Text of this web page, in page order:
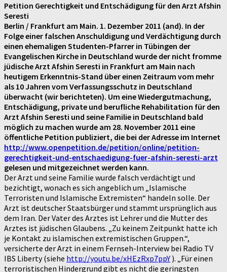
Petition Gerechtigkeit und Entschädigung für den Arzt Afshin
Seresti
Berlin / Frankfurt am Main. 1. Dezember 2011 (and). In der
Folge einer falschen Anschuldigung und Verdächtigung durch
einen ehemaligen Studenten-Pfarrer in Tübingen der
Evangelischen Kirche in Deutschland wurde der nicht fromme
jüdische Arzt Afshin Seresti in Frankfurt am Main nach
heutigem Erkenntnis-Stand über einen Zeitraum vom mehr
als 10 Jahren vom Verfassungsschutz in Deutschland
überwacht (wir berichteten). Um eine Wiedergutmachung,
Entschädigung, private und berufliche Rehabilitation für den
Arzt Afshin Seresti und seine Familie in Deutschland bald
möglich zu machen wurde am 28. November 2011 eine
öffentliche Petition publiziert, die bei der Adresse im Internet
http://www.openpetition.de/petition/online/petition-
gerechtigkeit-und-entschaedigung-fuer-afshin-seresti-arzt
gelesen und mitgezeichnet werden kann.
Der Arzt und seine Familie wurde falsch verdächtigt und
bezichtigt, wonach es sich angeblich um „Islamische
Terroristen und Islamische Extremisten“ handeln solle. Der
Arzt ist deutscher Staatsbürger und stammt ursprünglich aus
dem Iran. Der Vater des Arztes ist Lehrer und die Mutter des
Arztes ist jüdischen Glaubens. „Zu keinem Zeitpunkt hatte ich
je Kontakt zu islamischen extremistischen Gruppen.“,
versicherte der Arzt in einem Fernseh-Interview bei Radio TV
IBS Liberty (siehe http://youtu.be/xHEzRxp7ppY ). „Für einen
terroristischen Hindergrund gibt es nicht die geringsten